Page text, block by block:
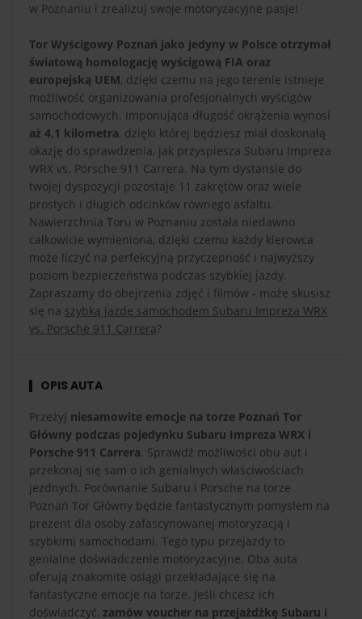
w Poznaniu i zrealizuj swoje motoryzacyjne pasje!
Tor Wyścigowy Poznań jako jedyny w Polsce otrzymał
światową homologację wyścigową FIA oraz
europejską UEM, dzięki czemu na jego terenie istnieje
możliwość organizowania profesjonalnych wyścigów
samochodowych. Imponująca długość okrążenia wynosi
aż 4,1 kilometra, dzięki której będziesz miał doskonałą
okazję do sprawdzenia, jak przyspiesza Subaru Impreza
WRX vs. Porsche 911 Carrera. Na tym dystansie do
twojej dyspozycji pozostaje 11 zakrętów oraz wiele
prostych i długich odcinków równego asfaltu.
Nawierzchnia Toru w Poznaniu została niedawno
całkowicie wymieniona, dzięki czemu każdy kierowca
może liczyć na perfekcyjną przyczepność i najwyższy
poziom bezpieczeństwa podczas szybkiej jazdy.
Zapraszamy do obejrzenia zdjęć i filmów - może skusisz
się na szybką jazdę samochodem Subaru Impreza WRX
vs. Porsche 911 Carrera?
OPIS AUTA
Przeżyj niesamowite emocje na torze Poznań Tor
Główny podczas pojedynku Subaru Impreza WRX i
Porsche 911 Carrera. Sprawdź możliwości obu aut i
przekonaj się sam o ich genialnych właściwościach
jezdnych. Porównanie Subaru i Porsche na torze
Poznań Tor Główny będzie fantastycznym pomysłem na
prezent dla osoby zafascynowanej motoryzacją i
szybkimi samochodami. Tego typu przejazdy to
genialne doświadczenie motoryzacyjne. Oba auta
oferują znakomite osiągi przekładające się na
fantastyczne emocje na torze. Jeśli chcesz ich
doświadczyć, zamów voucher na przejażdżkę Subaru i